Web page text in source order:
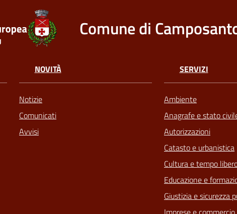
Comune di
NOVITÀ
Notizie
Comunicati
Avvisi
SERVIZI
Ambiente
Anagrafe e stato
Autorizzazioni
Catasto e urbanistica
Cultura e tempo
Educazione e
Giustizia e sicurezza